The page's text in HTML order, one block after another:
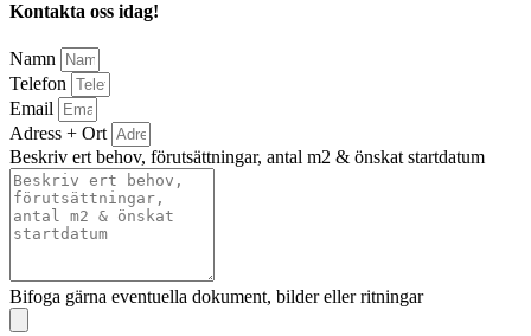
Kontakta oss idag!
Namn
Telefon
Email
Adress + Ort
Beskriv ert behov, förutsättningar, antal m2 & önskat startdatum
Bifoga gärna eventuella dokument, bilder eller ritningar